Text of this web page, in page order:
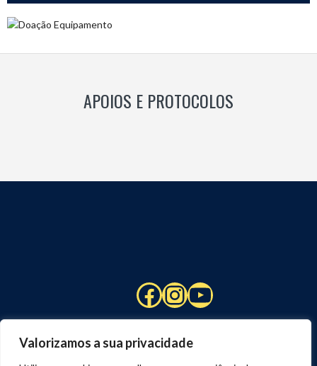
Valorizamos a sua privacidade
APOIOS E PROTOCOLOS
Facebook
Instagram
YouTube